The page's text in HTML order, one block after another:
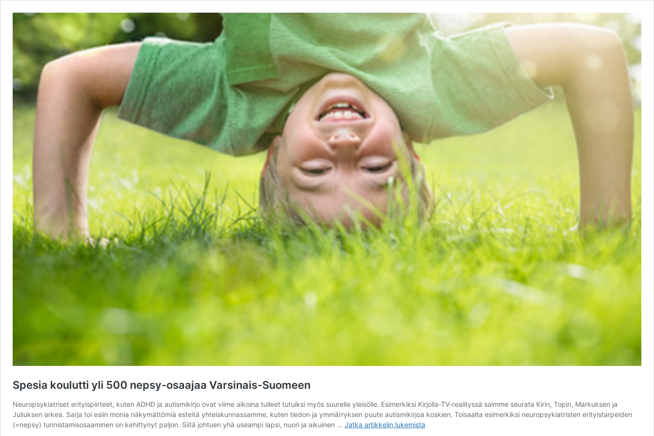
Spesia koulutti yli 500 nepsy-osaajaa Varsinais-Suomeen
Neuropsykiatriset erityispiirteet, kuten ADHD ja autismikirjo ovat viime aikoina tulleet tutuiksi myös suurelle yleisölle. Esimerkiksi Kirjolla-TV-realityssä saimme seurata Kirin, Topin, Markuksen ja
Juliuksen arkea. Sarja toi esiin monia näkymättömiä esteitä yhteiskunnassamme, kuten tiedon ja ymmärryksen puute autismikirjoa koskien. Toisaalta esimerkiksi neuropsykiatristen erityistarpeiden
(=nepsy) tunnistamisosaaminen on kehittynyt paljon. Siitä johtuen yhä useampi lapsi, nuori ja aikuinen … Jatka artikkelin Spesia
lukemista